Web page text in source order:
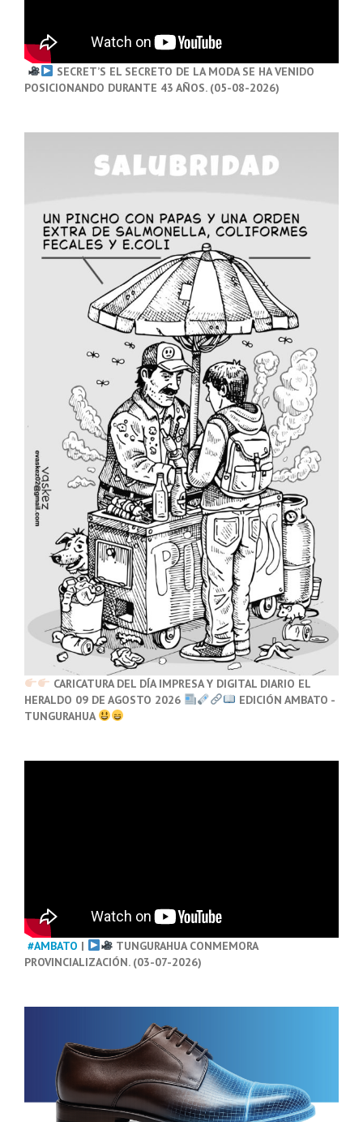
SECRET’S EL SECRETO DE LA MODA SE HA VENIDO
POSICIONANDO DURANTE 43 AÑOS. (05-08-2026)
CARICATURA DEL DÍA IMPRESA Y DIGITAL DIARIO EL
HERALDO 09 DE AGOSTO 2026
EDICIÓN AMBATO -
TUNGURAHUA
#AMBATO |
TUNGURAHUA CONMEMORA
PROVINCIALIZACIÓN. (03-07-2026)